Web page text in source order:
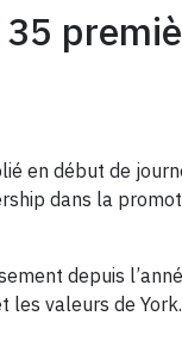
en début de
dans la
depuis
valeurs de